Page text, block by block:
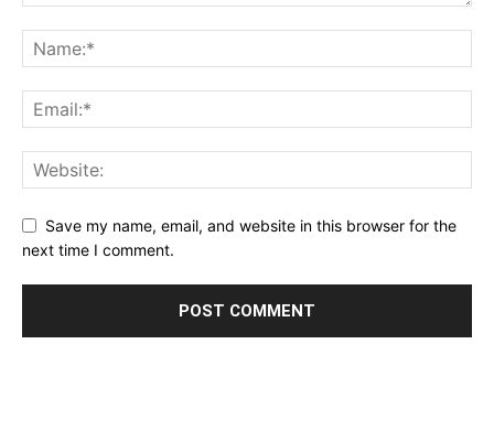
Save my name, email, and website in this browser for the
next time I comment.